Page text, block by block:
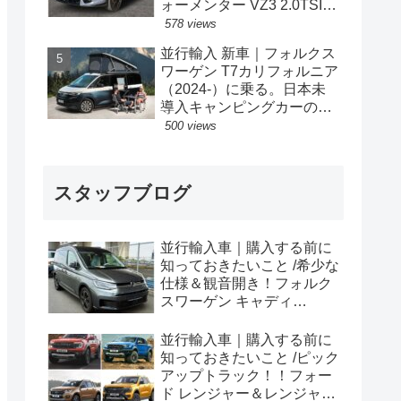
ォーメンター VZ3 2.0TSI
333PS 4Drive 7DSG 右ハン
578 views
並行輸入 新車｜フォルクス
ワーゲン T7カリフォルニア
（2024-）に乗る。日本未
導入キャンピングカーの概
要・スペック・価格の情
500 views
スタッフブログ
並行輸入車｜購入する前に
知っておきたいこと /希少な
仕様＆観音開き！フォルク
スワーゲン キャディ
並行輸入車｜購入する前に
知っておきたいこと /ピック
アップトラック！！フォー
ド レンジャー＆レンジャー